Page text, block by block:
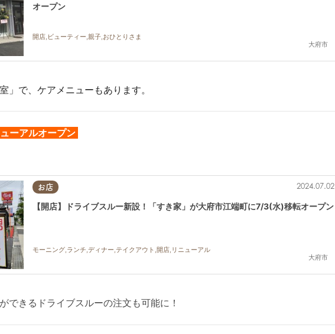
大府市
オープン
開店,ビューティー,親子,おひとりさま
」で、ケアメニューもあります。
ーアルオープン
お店
大府市
2024.07.02
【開店】ドライブスルー新設！「すき家」が大府市江端町に7/3(水)移転オープン
モーニング,ランチ,ディナー,テイクアウト,開店,リニューアル
できるドライブスルーの注文も可能に！